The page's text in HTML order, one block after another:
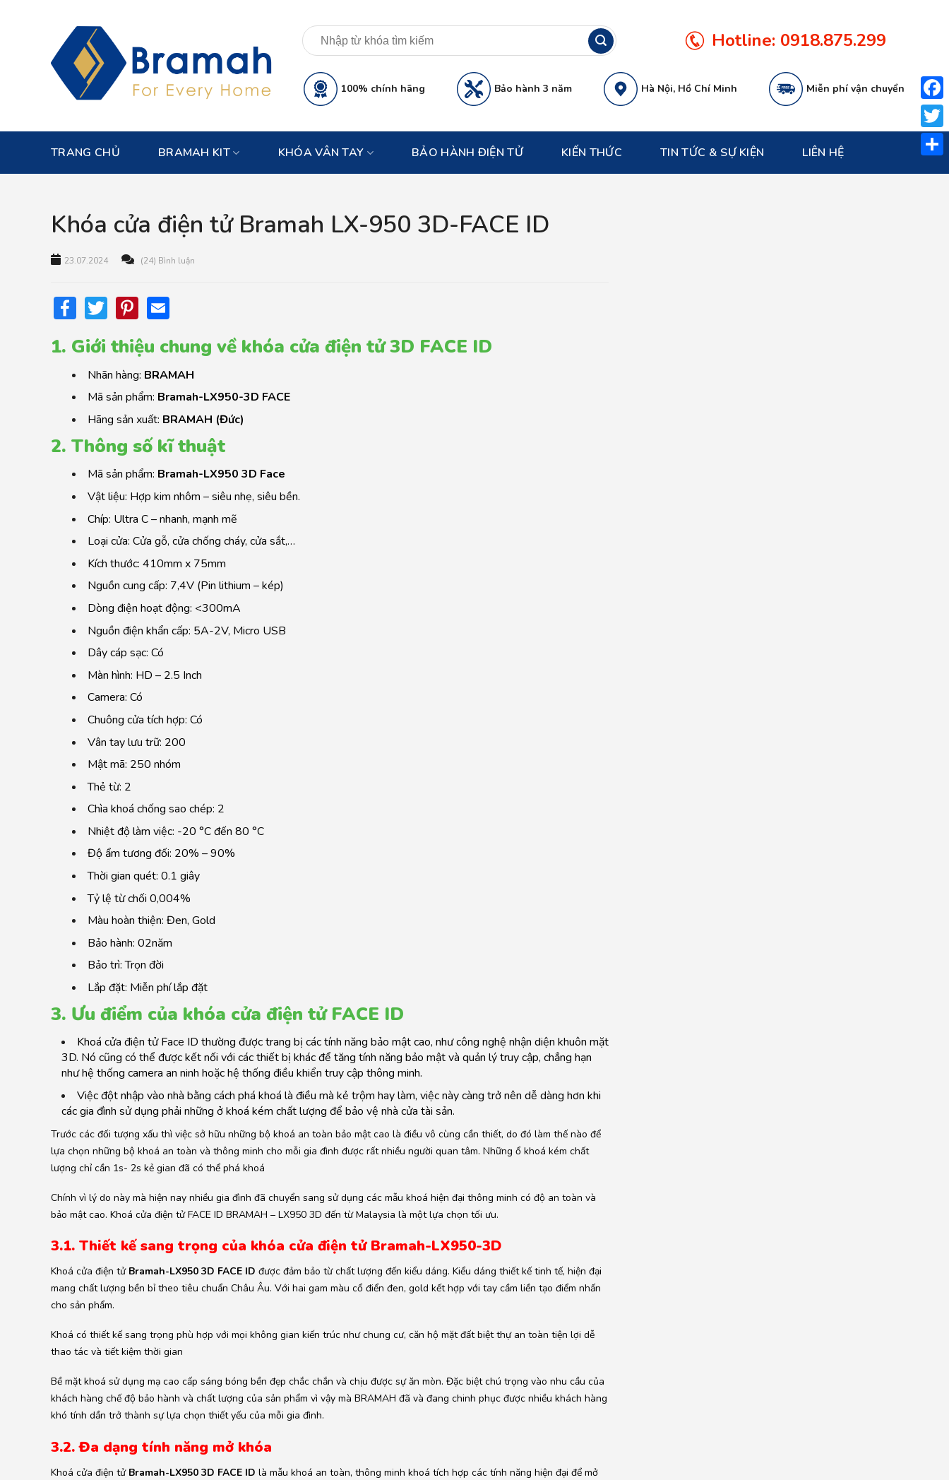
Hotline: 0918.875.299
100% chính hãng Bảo hành 3 năm Hà Nội, Hồ Chí Minh Miễn phí vận chuyển
TRANG CHỦ BRAMAH KIT KHÓA VÂN TAY BẢO HÀNH ĐIỆN TỬ KIẾN THỨC TIN TỨC & SỰ KIỆN LIÊN HỆ
Khóa cửa điện tử Bramah LX-950 3D-FACE ID
23.07.2024 (24) Bình luận
Facebook
TwitterPinterest
1. Giới thiệu chung về khóa cửa điện tử 3D FACE ID
Nhãn hàng: BRAMAH
Mã sản phẩm: Bramah-LX950-3D FACE
Hãng sản xuất: BRAMAH (Đức)
2. Thông số kĩ thuật
Mã sản phẩm: Bramah-LX950 3D Face
Vật liệu: Hợp kim nhôm – siêu nhẹ, siêu bền.
Chíp: Ultra C – nhanh, mạnh mẽ
Loại cửa: Cửa gỗ, cửa chống cháy, cửa sắt,…
Kích thước: 410mm x 75mm
Nguồn cung cấp: 7,4V (Pin lithium – kép)
Dòng điện hoạt động: <300mA
Nguồn điện khẩn cấp: 5A-2V, Micro USB
Dây cáp sạc: Có
Màn hình: HD – 2.5 Inch
Camera: Có
Chuông cửa tích hợp: Có
Vân tay lưu trữ: 200
Mật mã: 250 nhóm
Thẻ từ: 2
Chìa khoá chống sao chép: 2
Nhiệt độ làm việc: -20 °C đến 80 °C
Độ ẩm tương đối: 20% – 90%
Thời gian quét: 0.1 giây
Tỷ lệ từ chối 0,004%
Màu hoàn thiện: Đen, Gold
Bảo hành: 02năm
Bảo trì: Trọn đời
Lắp đặt: Miễn phí lắp đặt
3. Ưu điểm của khóa cửa điện tử FACE ID
Khoá cửa điện tử Face ID thường được trang bị các tính năng bảo mật cao, như công nghệ nhận diện khuôn mặt
3D. Nó cũng có thể được kết nối với các thiết bị khác để tăng tính năng bảo mật và quản lý truy cập, chẳng hạn
như hệ thống camera an ninh hoặc hệ thống điều khiển truy cập thông minh.
Việc đột nhập vào nhà bằng cách phá khoá là điều mà kẻ trộm hay làm, việc này càng trở nên dễ dàng hơn khi
các gia đình sử dụng phải những ở khoá kém chất lượng để bảo vệ nhà cửa tài sản.
Trước các đối tượng xấu thì việc sở hữu những bộ khoá an toàn bảo mật cao là điều vô cùng cần thiết, do đó làm thế nào để
lựa chọn những bộ khoá an toàn và thông minh cho mỗi gia đình được rất nhiều người quan tâm. Những ổ khoá kém chất
lượng chỉ cần 1s- 2s kẻ gian đã có thể phá khoá
Chính vì lý do này mà hiện nay nhiều gia đình đã chuyển sang sử dụng các mẫu khoá hiện đại thông minh có độ an toàn và
bảo mật cao. Khoá cửa điện tử FACE ID BRAMAH – LX950 3D đến từ Malaysia là một lựa chọn tối ưu.
3.1. Thiết kế sang trọng của khóa cửa điện tử Bramah-LX950-3D
Khoá cửa điện tử Bramah-LX950 3D FACE ID được đảm bảo từ chất lượng đến kiểu dáng. Kiểu dáng thiết kế tinh tế, hiện đại
mang chất lượng bền bỉ theo tiêu chuẩn Châu Âu. Với hai gam màu cổ điển đen, gold kết hợp với tay cầm liền tạo điểm nhấn
cho sản phẩm.
Khoá có thiết kế sang trọng phù hợp với mọi không gian kiến trúc như chung cư, căn hộ mặt đất biệt thự an toàn tiện lợi dễ
thao tác và tiết kiệm thời gian
Bề mặt khoá sử dụng mạ cao cấp sáng bóng bền đẹp chắc chắn và chịu được sự ăn mòn. Đặc biệt chú trọng vào nhu cầu của
khách hàng chế độ bảo hành và chất lượng của sản phẩm vì vậy mà BRAMAH đã và đang chinh phục được nhiều khách hàng
khó tính dần trở thành sự lựa chọn thiết yếu của mỗi gia đình.
3.2. Đa dạng tính năng mở khóa
Khoá cửa điện tử Bramah-LX950 3D FACE ID là mẫu khoá an toàn, thông minh khoá tích hợp các tính năng hiện đại để mở